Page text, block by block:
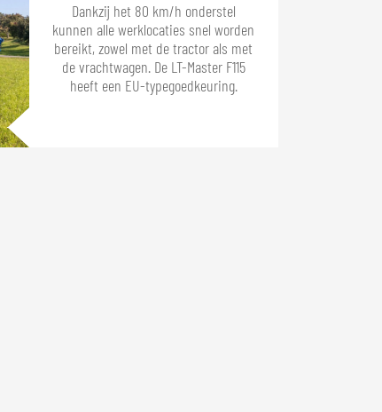
Dankzij het 80 km/h onderstel
kunnen alle werklocaties snel worden
bereikt, zowel met de tractor als met
de vrachtwagen. De LT-Master F115
heeft een EU-typegoedkeuring.